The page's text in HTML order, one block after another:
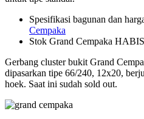
Spesifikasi bagunan dan
Cempaka
Stok Grand Cempaka
Gerbang cluster bukit Grand
dipasarkan tipe 66/240, 12x20,
hoek. Saat ini sudah sold out.